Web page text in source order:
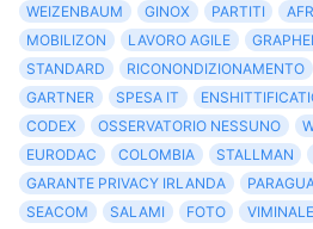
WEIZENBAUM
GINOX PARTITI
MOBILIZON
LAVORO AGILE
STANDARD
RICONONDIZIONAMENTO
GARTNER
SPESA IT
CODEX
OSSERVATORIO NESSUNO
EURODAC
COLOMBIA STALLMAN
GARANTE PRIVACY IRLANDA
SEACOM
SALAMI FOTO VIMINALE